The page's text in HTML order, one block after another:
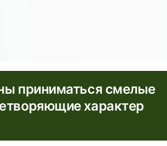
приниматься смелые
характер